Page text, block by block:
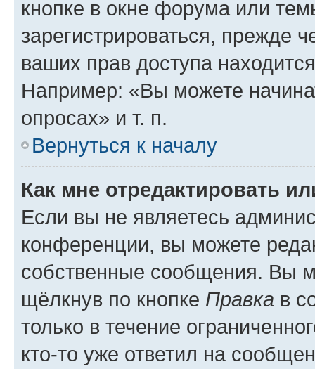
кнопке в окне форума или
зарегистрироваться, прежде
ваших прав доступа
Например: «Вы можете
опросах» и т. п.
Вернуться к началу
Как мне отредактировать
Если вы не являетесь
конференции, вы можете
собственные сообщения. Вы
щёлкнув по кнопке Правка в
только в течение
кто-то уже ответил на